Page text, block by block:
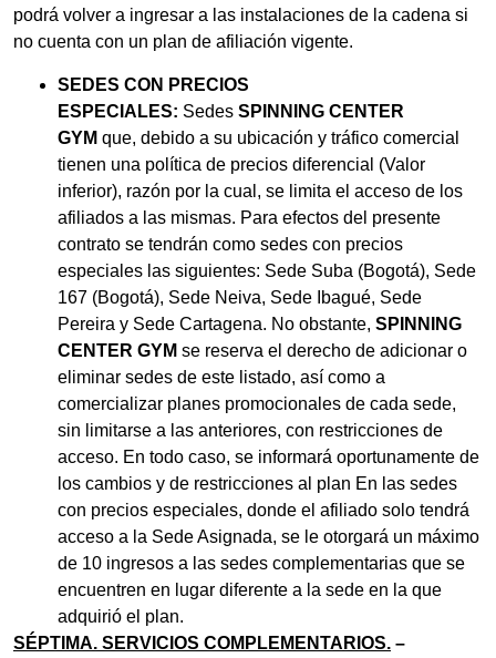
podrá volver a ingresar a las instalaciones de la cadena si
no cuenta con un plan de afiliación vigente.
SEDES CON PRECIOS
ESPECIALES: Sedes SPINNING CENTER
GYM que, debido a su ubicación y tráfico comercial
tienen una política de precios diferencial (Valor
inferior), razón por la cual, se limita el acceso de los
afiliados a las mismas. Para efectos del presente
contrato se tendrán como sedes con precios
especiales las siguientes: Sede Suba (Bogotá), Sede
167 (Bogotá), Sede Neiva, Sede Ibagué, Sede
Pereira y Sede Cartagena. No obstante, SPINNING
CENTER GYM se reserva el derecho de adicionar o
eliminar sedes de este listado, así como a
comercializar planes promocionales de cada sede,
sin limitarse a las anteriores, con restricciones de
acceso. En todo caso, se informará oportunamente de
los cambios y de restricciones al plan En las sedes
con precios especiales, donde el afiliado solo tendrá
acceso a la Sede Asignada, se le otorgará un máximo
de 10 ingresos a las sedes complementarias que se
encuentren en lugar diferente a la sede en la que
adquirió el plan.
SÉPTIMA. SERVICIOS COMPLEMENTARIOS. –